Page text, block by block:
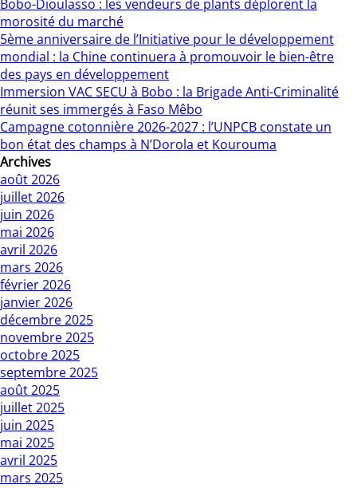
Bobo-Dioulasso : les vendeurs de plants déplorent la
morosité du marché
5ème anniversaire de l’Initiative pour le développement
mondial : la Chine continuera à promouvoir le bien-être
des pays en développement
Immersion VAC SECU à Bobo : la Brigade Anti-Criminalité
réunit ses immergés à Faso Mêbo
Campagne cotonnière 2026-2027 : l’UNPCB constate un
bon état des champs à N’Dorola et Kourouma
Archives
août 2026
juillet 2026
juin 2026
mai 2026
avril 2026
mars 2026
février 2026
janvier 2026
décembre 2025
novembre 2025
octobre 2025
septembre 2025
août 2025
juillet 2025
juin 2025
mai 2025
avril 2025
mars 2025